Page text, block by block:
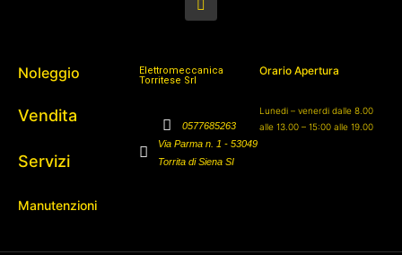
Noleggio
Vendita
Servizi
Manutenzioni
Elettromeccanica
Torritese Srl
0577685263
Via Parma n. 1 - 53049
Torrita di Siena SI
Orario Apertura
Lunedi – venerdi dalle 8.00
alle 13.00 – 15:00 alle 19.00